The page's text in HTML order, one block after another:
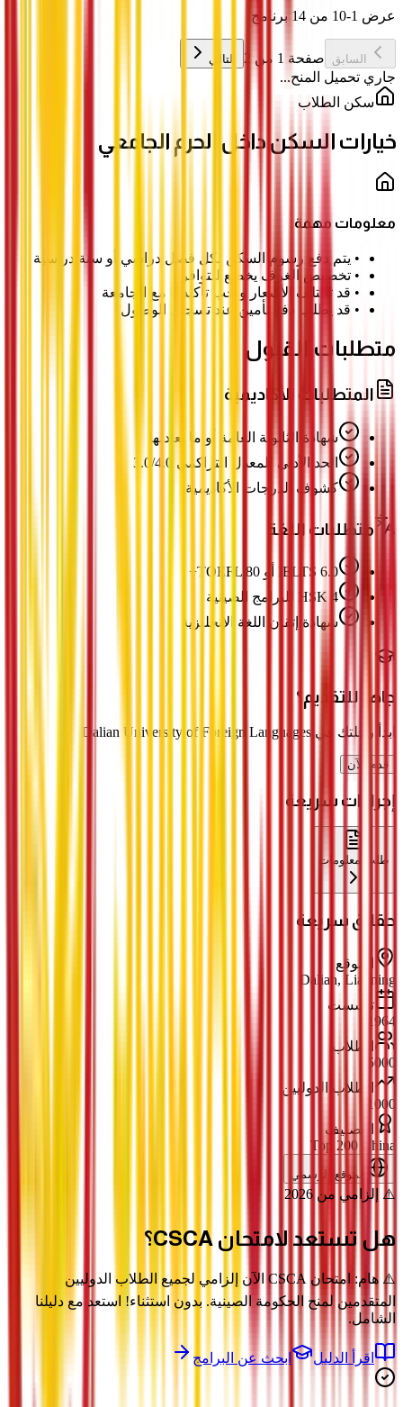
عرض 1-10 من 14 برنامج
السابق صفحة 1 من 2 التالي
جاري تحميل المنح...
سكن الطلاب
خيارات السكن داخل الحرم الجامعي
معلومات مهمة
• يتم دفع رسوم السكن لكل فصل دراسي أو سنة دراسية
• تخصيص الغرف يخضع للتوافر
• قد تختلف الأسعار ويجب تأكيدها مع الجامعة
• قد يطلب دفع تأمين عند تسجيل الوصول
متطلبات القبول
المتطلبات الأكاديمية
شهادة الثانوية العامة أو ما يعادلها
الحد الأدنى للمعدل التراكمي 3.0/4.0
كشوف الدرجات الأكاديمية
متطلبات اللغة
IELTS 6.0 أو TOEFL 80+
HSK 4 للبرامج الصينية
شهادة إتقان اللغة الإنجليزية
جاهز للتقديم؟
ابدأ رحلتك في Dalian University of Foreign Languages
قدم الآن
إجراءات سريعة
طلب معلومات
حقائق سريعة
الموقع
Dalian, Liaoning
تأسست
1964
الطلاب
15000
الطلاب الدوليين
1000
التصنيف
Top 200 China
الموقع الرسمي
⚠️ إلزامي من 2026
هل تستعد لامتحان CSCA؟
⚠️ هام: امتحان CSCA الآن إلزامي لجميع الطلاب الدوليين
المتقدمين لمنح الحكومة الصينية. بدون استثناء! استعد مع دليلنا
الشامل.
اقرأ الدليل ابحث عن البرامج